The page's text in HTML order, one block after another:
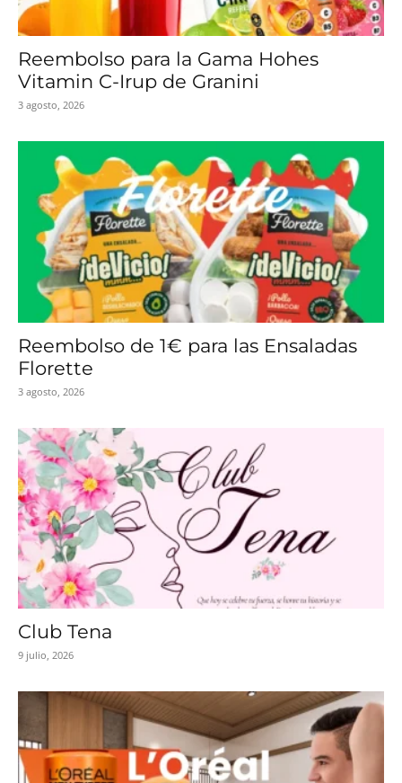
Reembolso para la Gama Hohes
Vitamin C-Irup de Granini
3 agosto, 2026
Reembolso de 1€ para las Ensaladas
Florette
3 agosto, 2026
Club Tena
9 julio, 2026